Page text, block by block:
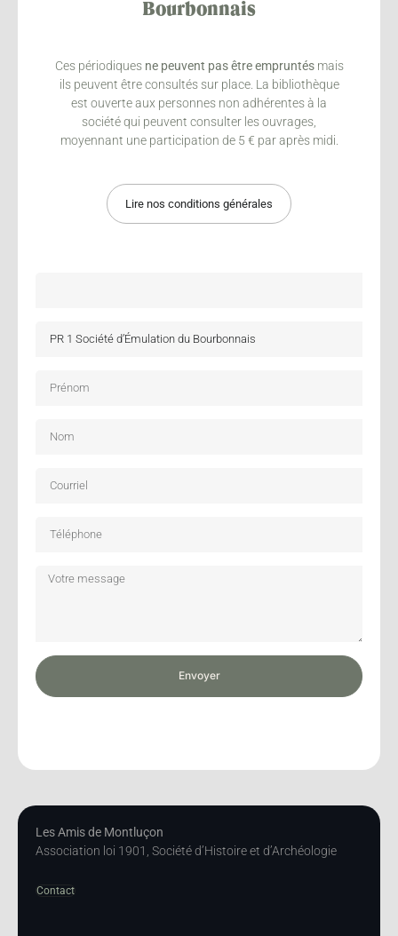
Bourbonnais
Ces périodiques ne peuvent pas être empruntésmais
ils peuvent être consultés sur place. La bibliothèque
est ouverte aux personnes non adhérentes à la
société qui peuvent consulter les ouvrages,
moyennant une participation de 5 € par après midi.
Lire nos conditions générales
Envoyer
Les Amis de Montluçon
Association loi 1901, Société d’Histoire et d’Archéologie
Contact